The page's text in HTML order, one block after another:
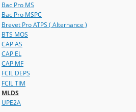
Bac Pro MS
Bac Pro MSPC
Brevet Pro ATPS ( Alternance )
BTS MOS
CAP AS
CAP EL
CAP MF
FCIL DEPS
FCIL TIM
MLDS
UPE2A